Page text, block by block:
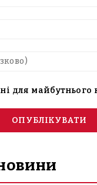
для майбутнього